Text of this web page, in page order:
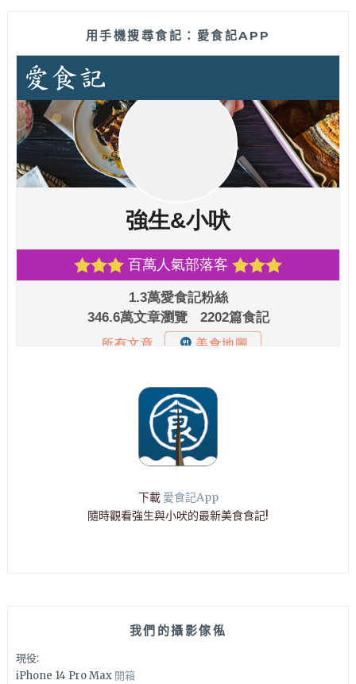
用手機搜尋食記：愛食記APP
下載 愛食記App
隨時觀看強生與小吠的最新美食食記!
我們的攝影傢俬
現役:
iPhone 14 Pro Max 開箱